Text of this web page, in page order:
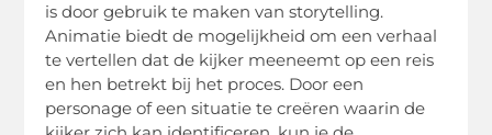
is door gebruik te maken van storytelling.
Animatie biedt de mogelijkheid om een verhaal
te vertellen dat de kijker meeneemt op een reis
en hen betrekt bij het proces. Door een
personage of een situatie te creëren waarin de